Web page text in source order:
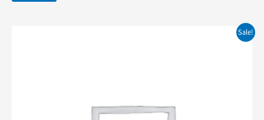
Sale!